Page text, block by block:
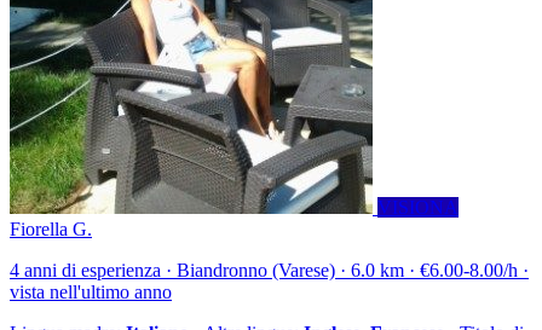
VISIONA
Fiorella G.
4 anni di esperienza · Biandronno (Varese) · 6.0 km · €6.00-8.00/h ·
vista nell'ultimo anno